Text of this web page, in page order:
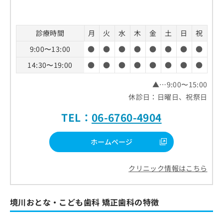
診療時間 月 火 水 木 金 土 日
祝
9:00〜13:00
● ● ● ● ● ● ●
●
14:30〜19:00
● ● ● ● ● ● ●
●
▲…9:00〜15:00
休診日：日曜日、祝祭日
TEL： 06-6760-4904
ホームページ
クリニック情報はこちら
境川おとな・こども歯科 矯正歯科の特徴